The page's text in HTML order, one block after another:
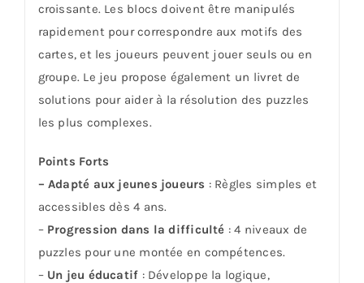
croissante. Les blocs doivent être manipulés
rapidement pour correspondre aux motifs des
cartes, et les joueurs peuvent jouer seuls ou en
groupe. Le jeu propose également un livret de
solutions pour aider à la résolution des puzzles
les plus complexes.
Points Forts
– Adapté aux jeunes joueurs : Règles simples et
accessibles dès 4 ans.
– Progression dans la difficulté : 4 niveaux de
puzzles pour une montée en compétences.
– Un jeu éducatif : Développe la logique,